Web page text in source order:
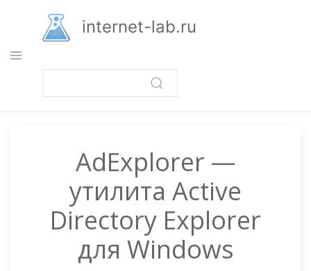
основному
содержанию
internet-lab.ru
AdExplorer —
утилита Active
Directory Explorer
для Windows